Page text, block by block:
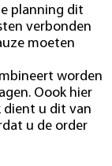
planning dit
verbonden
moeten
worden
Oook hier
dient u dit van
u de order